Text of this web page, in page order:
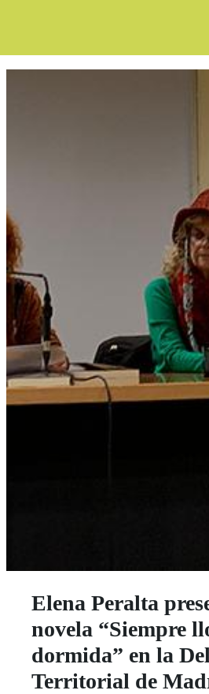
Elena Peralta
novela “Siempre
dormida” en la
Territorial de